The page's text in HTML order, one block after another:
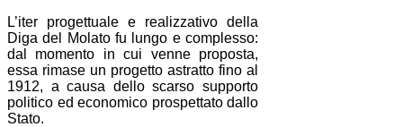
L’iter progettuale e realizzativo della
Diga del Molato fu lungo e complesso:
dal momento in cui venne proposta,
essa rimase un progetto astratto fino al
1912, a causa dello scarso supporto
politico ed economico prospettato dallo
Stato.